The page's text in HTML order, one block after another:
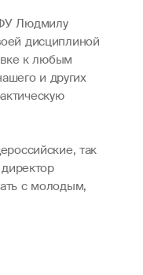
Людмилу
дисциплиной
к любым
и других
так
с молодым,